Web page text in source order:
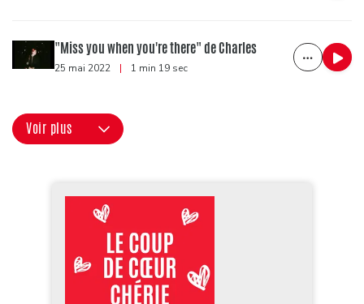
"Miss you when you're there" de Charles
25 mai 2022 | 1 min 19 sec
Voir plus